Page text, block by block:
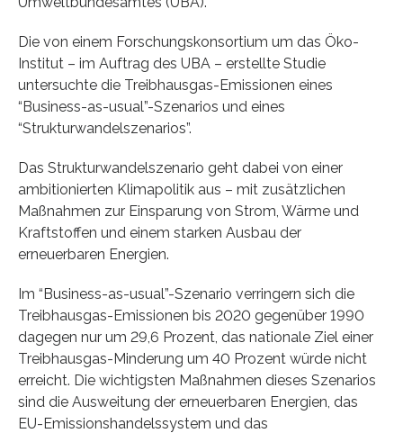
Die von einem Forschungskonsortium um das Öko-
Institut – im Auftrag des UBA – erstellte Studie
untersuchte die Treibhausgas-Emissionen eines
“Business-as-usual”-Szenarios und eines
“Strukturwandelszenarios”.
Das Strukturwandelszenario geht dabei von einer
ambitionierten Klimapolitik aus – mit zusätzlichen
Maßnahmen zur Einsparung von Strom, Wärme und
Kraftstoffen und einem starken Ausbau der
erneuerbaren Energien.
Im “Business-as-usual”-Szenario verringern sich die
Treibhausgas-Emissionen bis 2020 gegenüber 1990
dagegen nur um 29,6 Prozent, das nationale Ziel einer
Treibhausgas-Minderung um 40 Prozent würde nicht
erreicht. Die wichtigsten Maßnahmen dieses Szenarios
sind die Ausweitung der erneuerbaren Energien, das
EU-Emissionshandelssystem und das